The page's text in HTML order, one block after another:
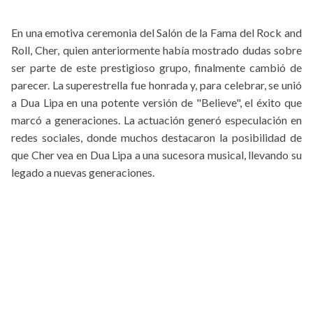
En una emotiva ceremonia del Salón de la Fama del Rock and
Roll, Cher, quien anteriormente había mostrado dudas sobre
ser parte de este prestigioso grupo, finalmente cambió de
parecer. La superestrella fue honrada y, para celebrar, se unió
a Dua Lipa en una potente versión de "Believe", el éxito que
marcó a generaciones. La actuación generó especulación en
redes sociales, donde muchos destacaron la posibilidad de
que Cher vea en Dua Lipa a una sucesora musical, llevando su
legado a nuevas generaciones.